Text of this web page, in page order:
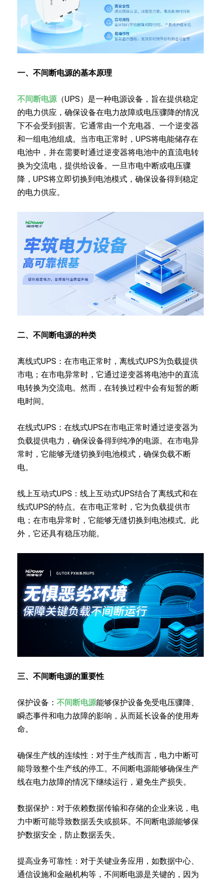
一、不间断电源的基本原理
不间断电源（UPS）是一种电源设备，旨在提供稳定
的电力供应，确保设备在电力故障或电压骤降的情况
下不会受到损害。它通常由一个充电器、一个逆变器
和一组电池组成。当市电正常时，UPS将电能储存在
电池中，并在需要时通过逆变器将电池中的直流电转
换为交流电，提供给设备。一旦市电中断或电压骤
降，UPS将立即切换到电池模式，确保设备得到稳定
的电力供应。
二、不间断电源的种类
离线式UPS：在市电正常时，离线式UPS为负载提供
市电；在市电异常时，它通过逆变器将电池中的直流
电转换为交流电。然而，在转换过程中会有短暂的断
电时间。
在线式UPS：在线式UPS在市电正常时通过逆变器为
负载提供电力，确保设备得到纯净的电源。在市电异
常时，它能够无缝切换到电池模式，确保负载不断
电。
线上互动式UPS：线上互动式UPS结合了离线式和在
线式UPS的特点。在市电正常时，它为负载提供市
电；在市电异常时，它能够无缝切换到电池模式。此
外，它还具有稳压功能。
三、不间断电源的重要性
保护设备： 不间断电源能够保护设备免受电压骤降、
瞬态事件和电力故障的影响，从而延长设备的使用寿
命。
确保生产线的连续性：对于生产线而言，电力中断可
能导致整个生产线的停工。不间断电源能够确保生产
线在电力故障的情况下继续运行，避免生产损失。
数据保护：对于依赖数据传输和存储的企业来说，电
力中断可能导致数据丢失或损坏。不间断电源能够保
护数据安全，防止数据丢失。
提高业务可靠性：对于关键业务应用，如数据中心、
通信设施和金融机构等，不间断电源是关键的，因为